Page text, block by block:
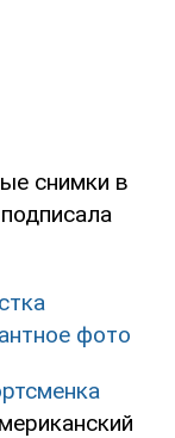
снимки в
фото